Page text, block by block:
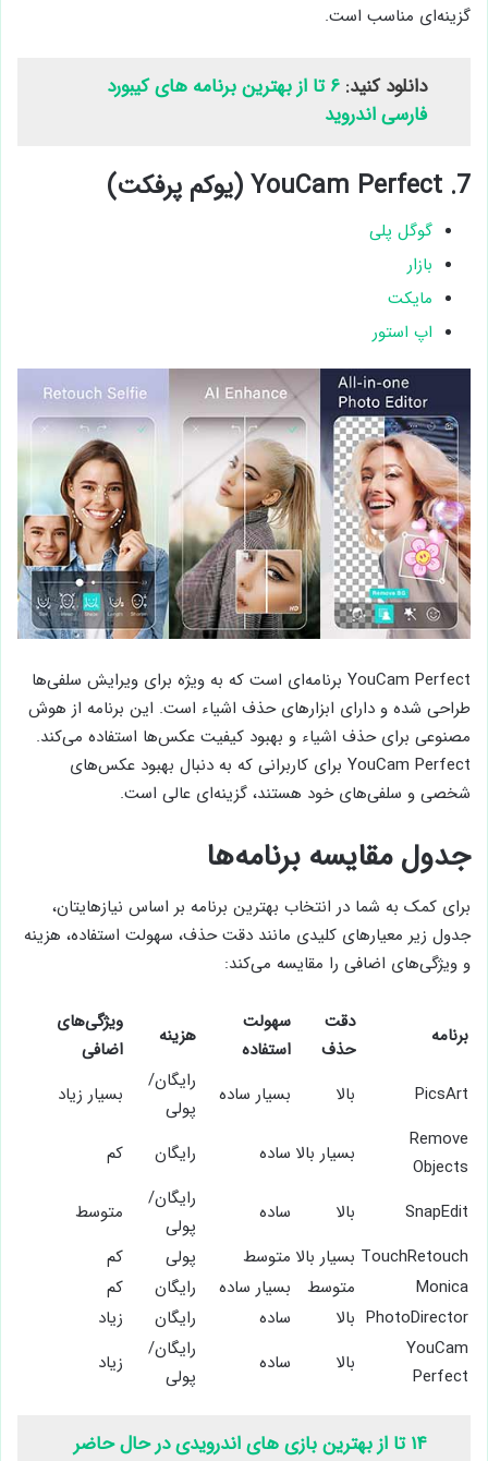
گزینه‌ای مناسب است.
دانلود کنید:
۶ تا از بهترین برنامه های کیبورد
فارسی اندروید
7. YouCam Perfect (یوکم پرفکت)
گوگل پلی
بازار
مایکت
اپ استور
YouCam Perfect برنامه‌ای است که به ویژه برای ویرایش سلفی‌ها
طراحی شده و دارای ابزارهای حذف اشیاء است. این برنامه از هوش
مصنوعی برای حذف اشیاء و بهبود کیفیت عکس‌ها استفاده می‌کند.
YouCam Perfect برای کاربرانی که به دنبال بهبود عکس‌های
شخصی و سلفی‌های خود هستند، گزینه‌ای عالی است.
جدول مقایسه برنامه‌ها
برای کمک به شما در انتخاب بهترین برنامه بر اساس نیازهایتان،
جدول زیر معیارهای کلیدی مانند دقت حذف، سهولت استفاده، هزینه
و ویژگی‌های اضافی را مقایسه می‌کند:
برنامه
دقت
حذف
سهولت
استفاده
هزینه
ویژگی‌های
اضافی
PicsArt
بالا بسیار ساده
رایگان/
پولی
بسیار زیاد
Remove
Objects
بسیار بالا ساده رایگان کم
SnapEdit بالا ساده
رایگان/
پولی
متوسط
TouchRetouch بسیار بالا متوسط پولی
کم
Monica
متوسط بسیار ساده رایگان
کم
PhotoDirector بالا ساده رایگان
زیاد
YouCam
Perfect
بالا ساده
رایگان/
پولی
زیاد
۱۴ تا از بهترین بازی های اندرویدی در حال حاضر